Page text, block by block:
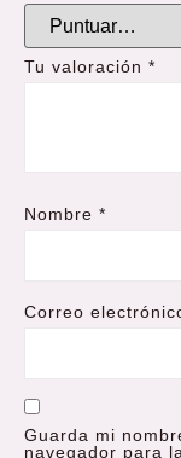
Tu valoración *
Nombre *
Correo
Guarda mi
navegador para